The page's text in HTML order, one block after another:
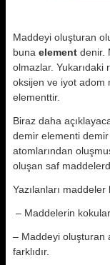
Maddeyi oluşturan
buna element denir.
olmazlar. Yukarıdaki
oksijen ve iyot adom
elementtir.
Biraz daha
demir elementi demir
atomlarından
oluşan saf
Yazılanları
 – Maddelerin
– Maddeyi oluşturan
farklıdır.